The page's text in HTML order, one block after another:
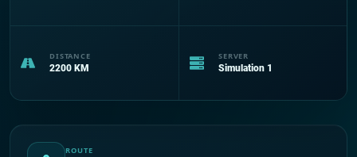
DISTANCE
2200 KM
SERVER
Simulation 1
ROUTE